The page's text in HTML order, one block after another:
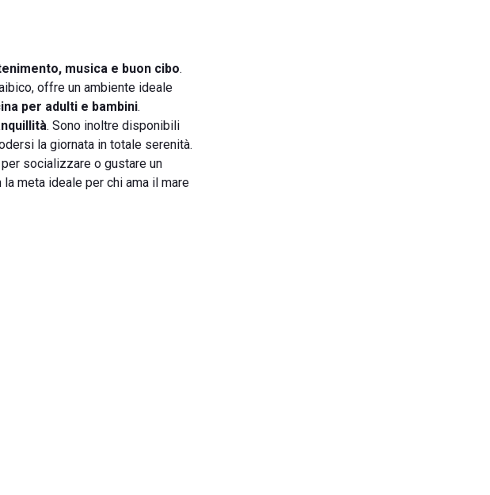
musica e buon cibo.
offre un ambiente ideale
per adulti e bambini.
. Sono inoltre disponibili
la giornata in totale serenità.
socializzare o gustare un
meta ideale per chi ama il mare